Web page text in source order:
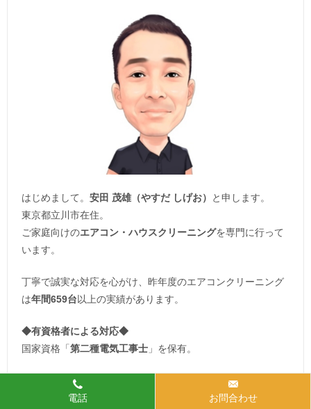
はじめまして。 安田 茂雄（やすだ しげお）
と申します。
東京都立川市在住。
ご家庭向けのエアコン・ハウスクリーニングを専門に行って
います。
丁寧で誠実な対応を心がけ、昨年度のエアコンクリーニング
は年間659台以上の実績があります。
◆有資格者による対応◆
国家資格「 第二種電気工事士 」を保有。
安心・確実な電気機器の取り扱いで 施工品質も保証
電話 お問合わせ